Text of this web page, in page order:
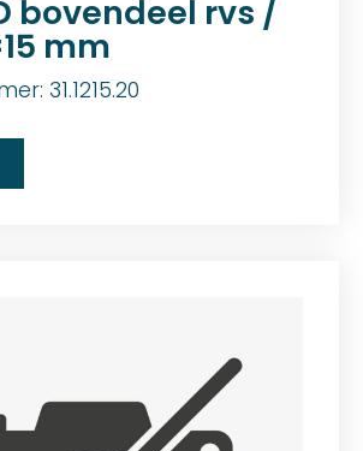
bovendeel rvs /
mm
31.1215.20